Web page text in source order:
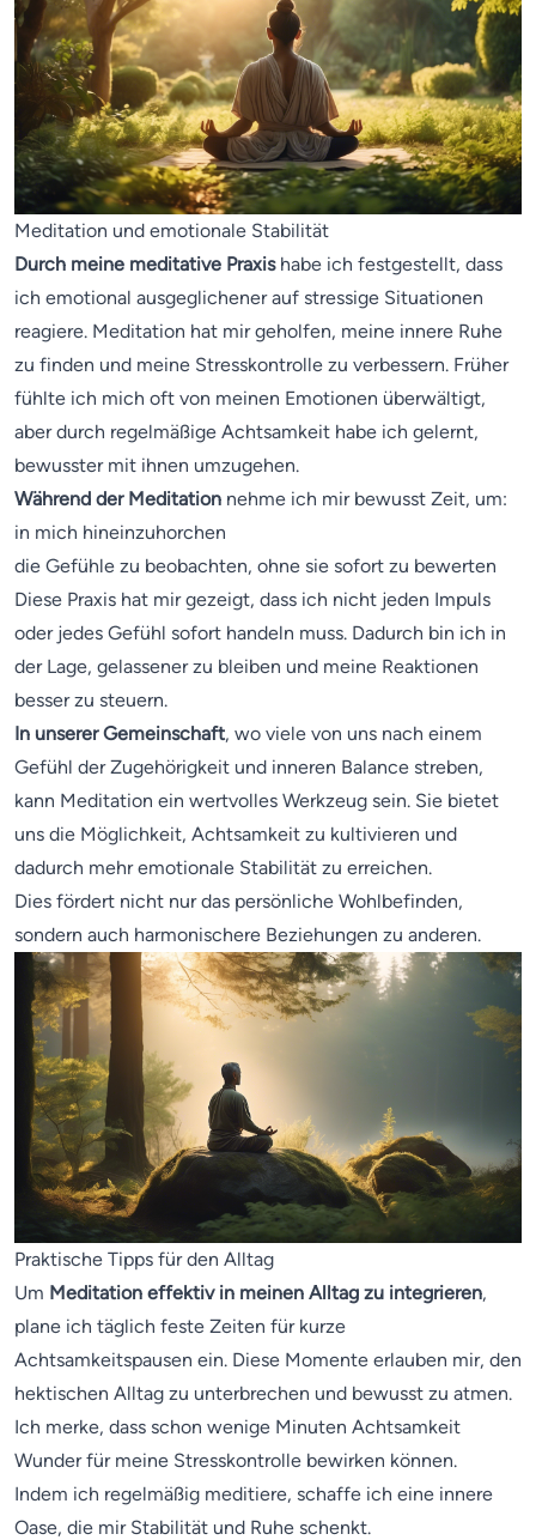
Meditation und emotionale Stabilität
Durch meine meditative Praxishabe ich festgestellt, dass
ich emotional ausgeglichener auf stressige Situationen
reagiere. Meditation hat mir geholfen, meine innere Ruhe
zu finden und meine Stresskontrolle zu verbessern. Früher
fühlte ich mich oft von meinen Emotionen überwältigt,
aber durch regelmäßige Achtsamkeit habe ich gelernt,
bewusster mit ihnen umzugehen.
Während der Meditation nehme ich mir bewusst Zeit, um:
in mich hineinzuhorchen
die Gefühle zu beobachten, ohne sie sofort zu bewerten
Diese Praxis hat mir gezeigt, dass ich nicht jeden Impuls
oder jedes Gefühl sofort handeln muss. Dadurch bin ich in
der Lage, gelassener zu bleiben und meine Reaktionen
besser zu steuern.
In unserer Gemeinschaft, wo viele von uns nach einem
Gefühl der Zugehörigkeit und inneren Balance streben,
kann Meditation ein wertvolles Werkzeug sein. Sie bietet
uns die Möglichkeit, Achtsamkeit zu kultivieren und
dadurch mehr emotionale Stabilität zu erreichen.
Dies fördert nicht nur das persönliche Wohlbefinden,
sondern auch harmonischere Beziehungen zu anderen.
Praktische Tipps für den Alltag
Um Meditation effektiv in meinen Alltag zu integrieren,
plane ich täglich feste Zeiten für kurze
Achtsamkeitspausen ein. Diese Momente erlauben mir, den
hektischen Alltag zu unterbrechen und bewusst zu atmen.
Ich merke, dass schon wenige Minuten Achtsamkeit
Wunder für meine Stresskontrolle bewirken können.
Indem ich regelmäßig meditiere, schaffe ich eine innere
Oase, die mir Stabilität und Ruhe schenkt.